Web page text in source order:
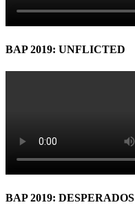
BAP 2019: UNFLICTED
BAP 2019: DESPERADOS